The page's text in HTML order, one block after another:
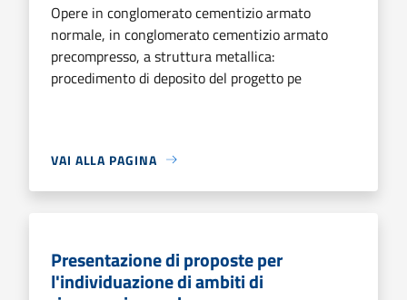
Opere in conglomerato cementizio armato
normale, in conglomerato cementizio armato
precompresso, a struttura metallica:
procedimento di deposito del progetto pe
VAI ALLA PAGINA
Presentazione di proposte per
l'individuazione di ambiti di